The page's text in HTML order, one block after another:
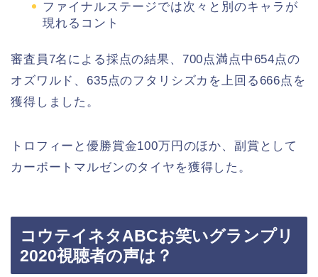
ファイナルステージでは次々と別のキャラが
現れるコント
審査員7名による採点の結果、700点満点中654点の
オズワルド、635点のフタリシズカを上回る666点を
獲得しました。
トロフィーと優勝賞金100万円のほか、副賞として
カーポートマルゼンのタイヤを獲得した。
コウテイネタABCお笑いグランプリ
2020視聴者の声は？